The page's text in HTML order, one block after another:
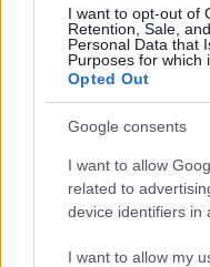
I want to opt-out of
Retention, Sale,
Personal Data that
Purposes for which
Opted Out
Google consents
I want to allow
related to
device identifiers in
I want to allow my
Ti è
Per
breve